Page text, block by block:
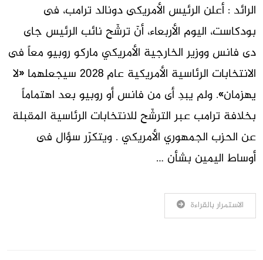
الرائد : أعلن الرئيس الأمريكى دونالد ترامب، فى
بودكاست، اليوم الأربعاء، أنّ ترشّح نائب الرئيس جاى
دى فانس ووزير الخارجية الأمريكي ماركو روبيو معاً فى
الانتخابات الرئاسية الأمريكية عام 2028 سيجعلهما «لا
يهزمان». ولم يبدِ أى من فانس أو روبيو بعد اهتماماً
بخلافة ترامب عبر الترشّح للانتخابات الرئاسية المقبلة
عن الحزب الجمهوري الأمريكي . ويتكرّر سؤال فى
أوساط اليمين بشأن …
الاستمرار بالقراءة